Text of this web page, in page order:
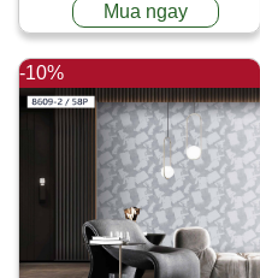
Mua ngay
-10%